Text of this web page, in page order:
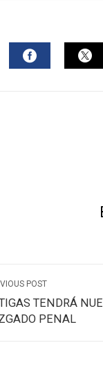
POST
TENDRÁ
PENAL